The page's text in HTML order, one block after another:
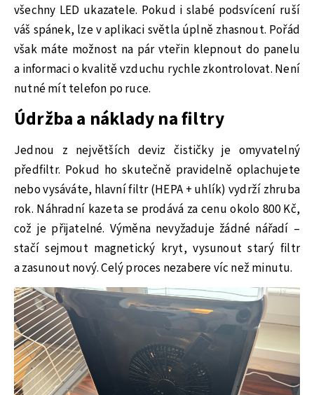
všechny LED ukazatele. Pokud i slabé podsvícení ruší
váš spánek, lze v aplikaci světla úplně zhasnout. Pořád
však máte možnost na pár vteřin klepnout do panelu
a informaci o kvalitě vzduchu rychle zkontrolovat. Není
nutné mít telefon po ruce.
Údržba a náklady na filtry
Jednou z největších deviz čističky je omyvatelný
předfiltr. Pokud ho skutečně pravidelně oplachujete
nebo vysáváte, hlavní filtr (HEPA + uhlík) vydrží zhruba
rok. Náhradní kazeta se prodává za cenu okolo 800 Kč,
což je přijatelné. Výměna nevyžaduje žádné nářadí –
stačí sejmout magnetický kryt, vysunout starý filtr
a zasunout nový. Celý proces nezabere víc než minutu.